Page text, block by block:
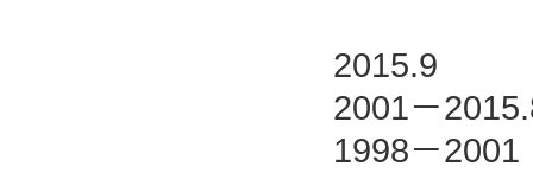
2015.9
2001－
1998－